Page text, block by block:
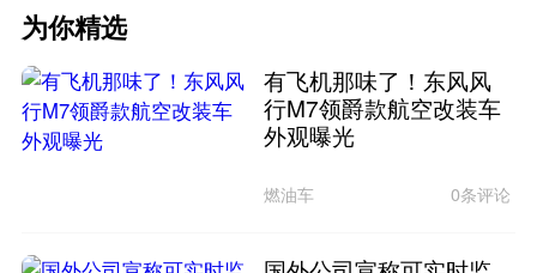
为你精选
有飞机那味了！东风风
行M7领爵款航空改装车
外观曝光
燃油车 0条评论